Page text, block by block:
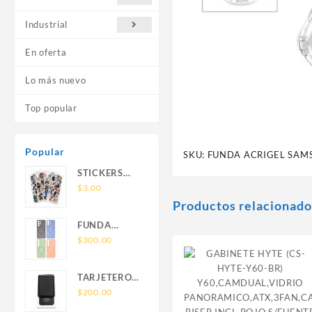
Industrial
En oferta
Lo más nuevo
Top popular
Popular
STICKERS
UNIVERSALES
$3.00
FUNDA
NOVA SAM
SIN SOPORTE
MAGNETICO
$300.00
TARJETERO
SIN SOPORTE
$200.00
SKU: FUNDA ACRIGEL
Productos